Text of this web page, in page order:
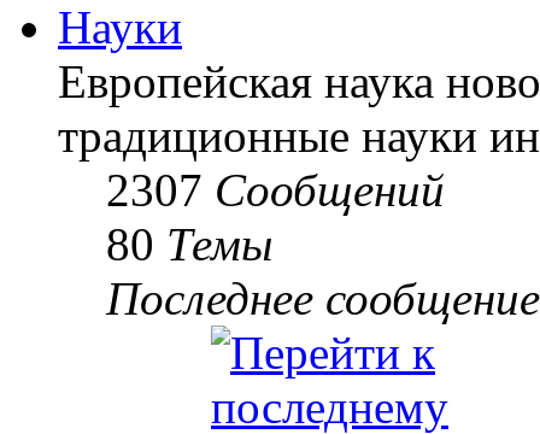
Науки
Европейская наука
традиционные науки
2307 Сообщений
80 Темы
Последнее сообщение